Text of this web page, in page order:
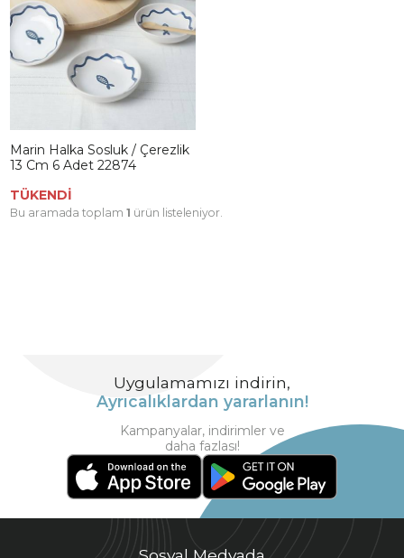
Marin Halka Sosluk / Çerezlik
13 Cm 6 Adet 22874
TÜKENDİ
Bu aramada toplam 1 ürün listeleniyor.
Uygulamamızı indirin,
Ayrıcalıklardan yararlanın!
Kampanyalar, indirimler ve
daha fazlası!